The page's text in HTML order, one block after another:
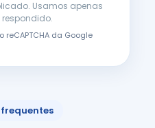
Usamos apenas
da Google